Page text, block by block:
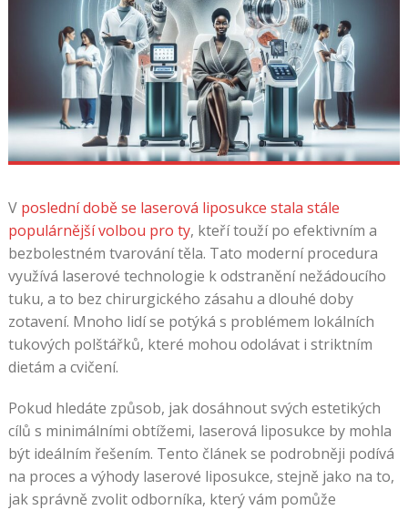
V poslední době se laserová liposukce stala stále
populárnější volbou pro ty, kteří touží po efektivním a
bezbolestném tvarování těla. Tato moderní procedura
využívá laserové technologie k odstranění nežádoucího
tuku, a to bez chirurgického zásahu a dlouhé doby
zotavení. Mnoho lidí se potýká s problémem lokálních
tukových polštářků, které mohou odolávat i striktním
dietám a cvičení.
Pokud hledáte způsob, jak dosáhnout svých estetikých
cílů s minimálními obtížemi, laserová liposukce by mohla
být ideálním řešením. Tento článek se podrobněji podívá
na proces a výhody laserové liposukce, stejně jako na to,
jak správně zvolit odborníka, který vám pomůže